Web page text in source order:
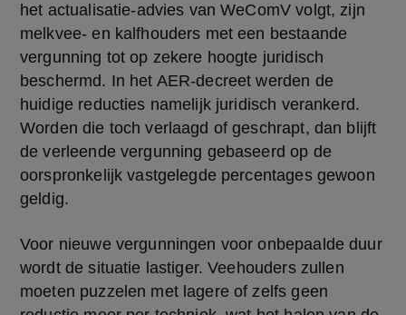
het actualisatie-advies van WeComV volgt, zijn
melkvee- en kalfhouders met een bestaande
vergunning tot op zekere hoogte juridisch
beschermd. In het AER-decreet werden de
huidige reducties namelijk juridisch verankerd.
Worden die toch verlaagd of geschrapt, dan blijft
de verleende vergunning gebaseerd op de
oorspronkelijk vastgelegde percentages gewoon
geldig.
Voor nieuwe vergunningen voor onbepaalde duur
wordt de situatie lastiger. Veehouders zullen
moeten puzzelen met lagere of zelfs geen